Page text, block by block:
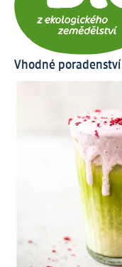
Vhodné poradenství